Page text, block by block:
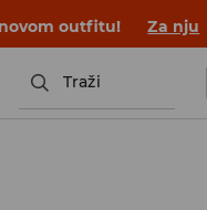
outfitu! Za nju
Traži